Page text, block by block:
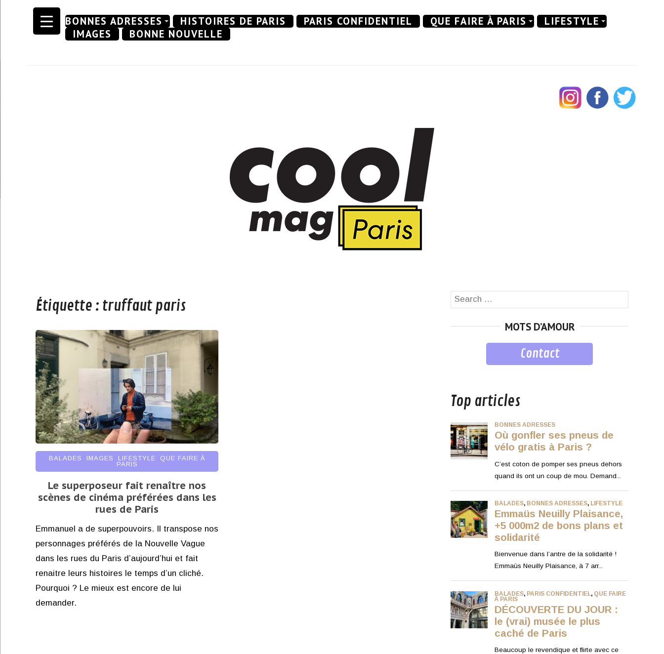
Skip
BONNES ADRESSES HISTOIRES DE PARIS PARIS CONFIDENTIEL QUE FAIRE À PARIS
LIFESTYLE
IMAGES
BONNE NOUVELLE
Étiquette : truffaut paris
BALADES IMAGES LIFESTYLE
QUE FAIRE À
PARIS
Le superposeur fait renaître nos
scènes de cinéma préférées dans les
rues de Paris
Emmanuel a de superpouvoirs. Il transpose nos
personnages préférés de la Nouvelle Vague
dans les rues du Paris d’aujourd’hui et fait
renaitre leurs histoires le temps d’un cliché.
Pourquoi ? Le mieux est encore de lui
demander.
Search
MOTS D’AMOUR
Contact
Top articles